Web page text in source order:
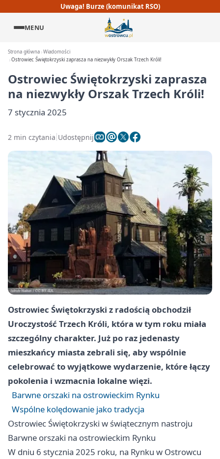
Uwaga! Burze (komunikat RSO)
MENU
Strona główna Wiadomości
Ostrowiec Świętokrzyski zaprasza na niezwykły Orszak Trzech Króli!
Ostrowiec Świętokrzyski zaprasza
na niezwykły Orszak Trzech Króli!
7 stycznia 2025
2 min czytania Udostępnij
Ostrowiec Świętokrzyski z radością obchodził
Uroczystość Trzech Króli, która w tym roku miała
szczególny charakter. Już po raz jedenasty
mieszkańcy miasta zebrali się, aby wspólnie
celebrować to wyjątkowe wydarzenie, które łączy
pokolenia i wzmacnia lokalne więzi.
Barwne orszaki na ostrowieckim Rynku
Wspólne kolędowanie jako tradycja
Ostrowiec Świętokrzyski w świątecznym nastroju
Barwne orszaki na ostrowieckim Rynku
W dniu 6 stycznia 2025 roku, na Rynku w Ostrowcu